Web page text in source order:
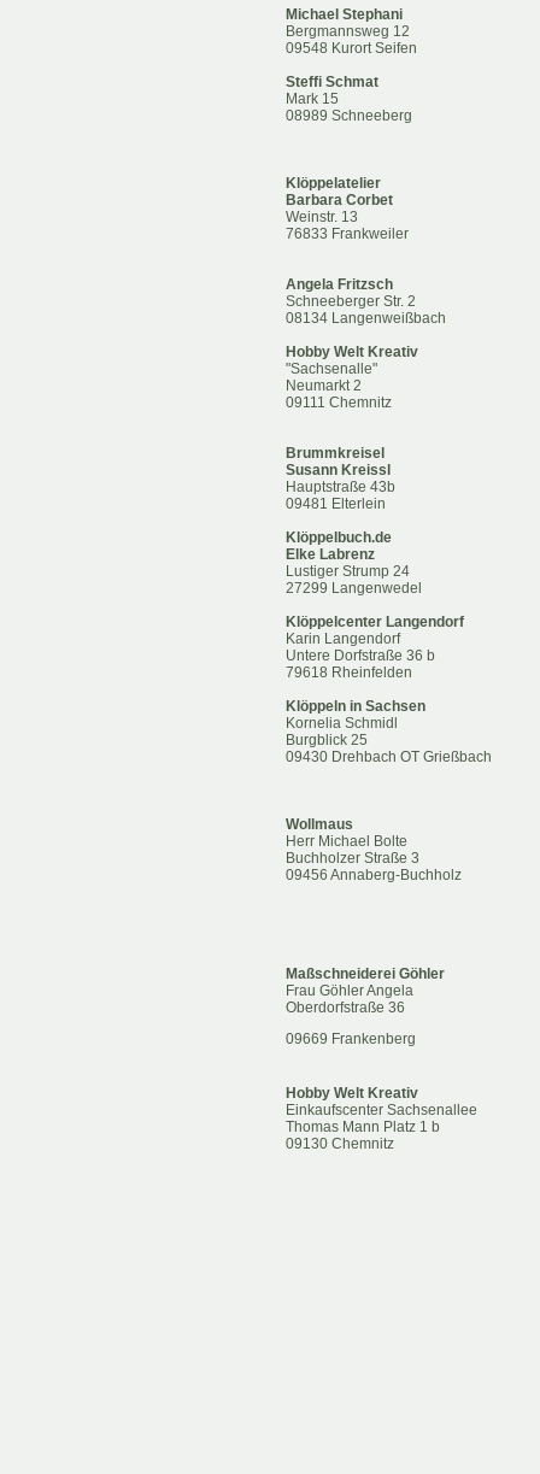
Michael Stephani
Bergmannsweg 12
09548 Kurort Seifen
Steffi Schmat
Mark 15
08989 Schneeberg
Klöppelatelier
Barbara Corbet
Weinstr. 13
76833 Frankweiler
Angela Fritzsch
Schneeberger Str. 2
08134 Langenweißbach
Hobby Welt Kreativ
"Sachsenalle"
Neumarkt 2
09111 Chemnitz
Brummkreisel
Susann Kreissl
Hauptstraße 43b
09481 Elterlein
Klöppelbuch.de
Elke Labrenz
Lustiger Strump 24
27299 Langenwedel
Klöppelcenter Langendorf
Karin Langendorf
Untere Dorfstraße 36 b
79618 Rheinfelden
Klöppeln in Sachsen
Kornelia Schmidl
Burgblick 25
09430 Drehbach OT Grießbach
Wollmaus
Herr Michael Bolte
Buchholzer Straße 3
09456 Annaberg-Buchholz
Maßschneiderei Göhler
Frau Göhler Angela
Oberdorfstraße 36
09669 Frankenberg
Hobby Welt Kreativ
Einkaufscenter Sachsenallee
Thomas Mann Platz 1 b
09130 Chemnitz